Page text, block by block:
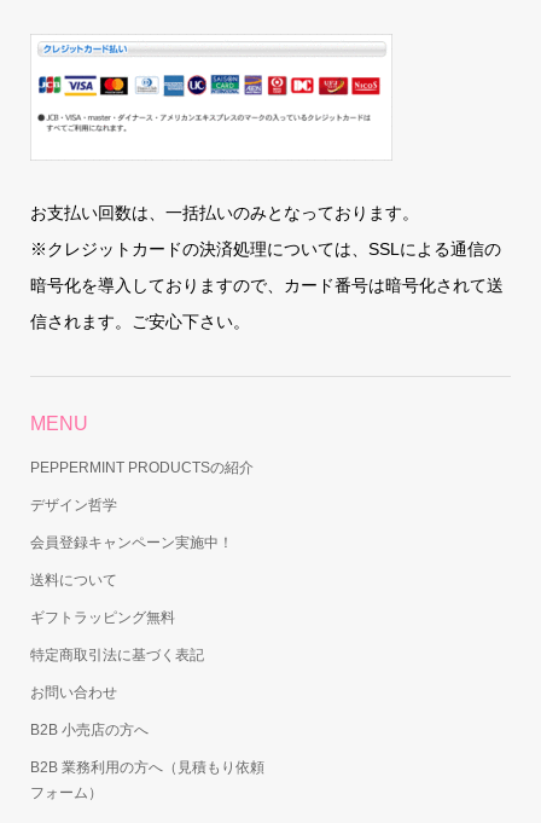
お支払い回数は、一括払いのみとなっております。
※クレジットカードの決済処理については、SSLによる通信の
暗号化を導入しておりますので、カード番号は暗号化されて送
信されます。ご安心下さい。
MENU
PEPPERMINT PRODUCTSの紹介
デザイン哲学
会員登録キャンペーン実施中！
送料について
ギフトラッピング無料
特定商取引法に基づく表記
お問い合わせ
B2B 小売店の方へ
B2B 業務利用の方へ（見積もり依頼
フォーム）